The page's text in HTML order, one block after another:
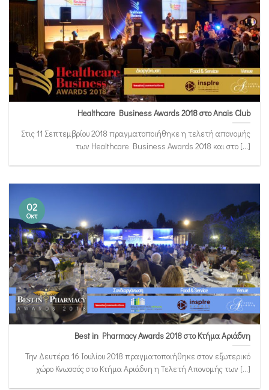
Healthcare Business Awards 2018 στο Anais Club
Στις 11 Σεπτεμβρίου 2018 πραγματοποιήθηκε η τελετή απονομής
των Healthcare Business Awards 2018 και στο [...]
Best in Pharmacy Awards 2018 στο Κτήμα Αριάδνη
Την Δευτέρα 16 Ιουλίου 2018 πραγματοποιήθηκε στον εξωτερικό
χώρο Κνωσσός στο Κτήμα Αριάδνη η Τελετή Απονομής των [...]
02
Οκτ